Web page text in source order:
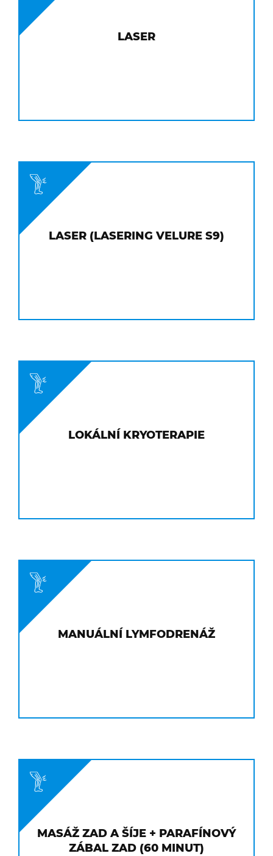
LASER
LASER (LASERING VELURE S9)
LOKÁLNÍ KRYOTERAPIE
MANUÁLNÍ LYMFODRENÁŽ
MASÁŽ ZAD A ŠÍJE + PARAFÍNOVÝ
ZÁBAL ZAD (60 MINUT)